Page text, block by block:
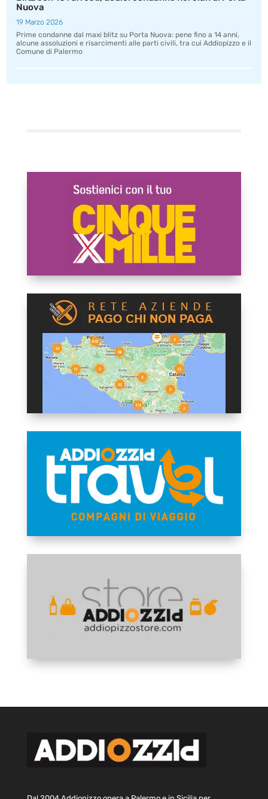
Nuova
19 Marzo 2026
Prime condanne dal maxi blitz su Porta Nuova: pene fino a 14 anni,
alcune assoluzioni e risarcimenti alle parti civili, tra cui Addiopizzo e il
Comune di Palermo